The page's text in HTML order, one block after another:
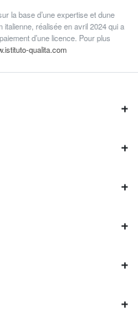
la base d’une expertise et dune
réalisée en avril 2024 qui a
d’une licence. Pour plus
qualita.com